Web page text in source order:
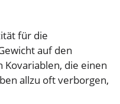
für die
auf den
Kovariablen, die einen
allzu oft verborgen,